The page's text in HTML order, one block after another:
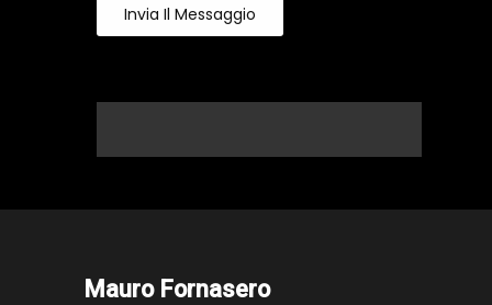
Invia Il Messaggio
Mauro Fornasero